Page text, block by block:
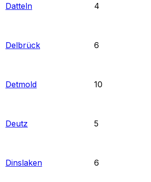
Datteln
4
Delbrück
6
Detmold
10
Deutz
5
Dinslaken
6